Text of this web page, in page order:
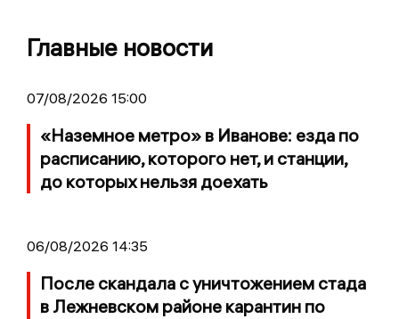
Главные новости
07/08/2026 15:00
«Наземное метро» в Иванове: езда по
расписанию, которого нет, и станции,
до которых нельзя доехать
06/08/2026 14:35
После скандала с уничтожением стада
в Лежневском районе карантин по